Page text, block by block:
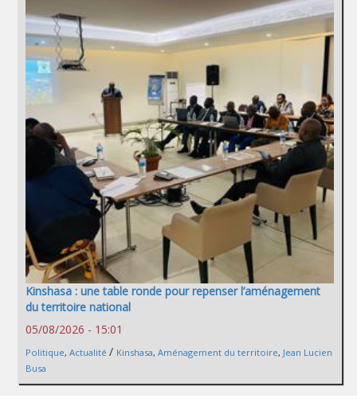
Kinshasa : une table ronde pour repenser l’aménagement
du territoire national
05/08/2026 - 15:01
Politique, Actualité / Kinshasa, Aménagement du territoire, Jean Lucien
Busa